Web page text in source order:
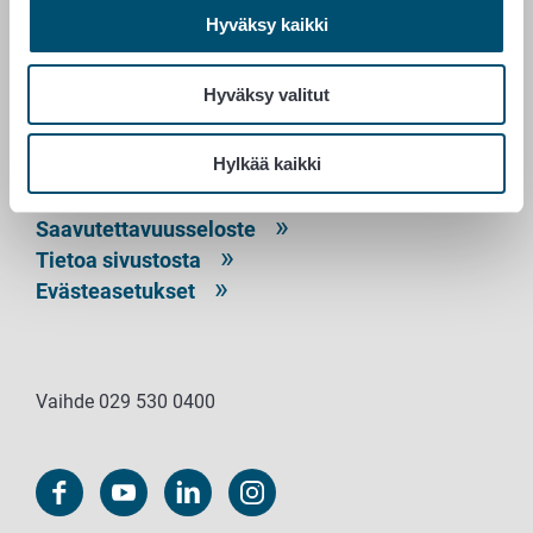
Hyväksy kaikki
Hyväksy valitut
Hylkää kaikki
PL 100
00027 RUOKAVIRASTO
Yhteystiedot
Tietosuojailmoitus
Saavutettavuusseloste
Tietoa sivustosta
Evästeasetukset
Vaihde 029 530 0400